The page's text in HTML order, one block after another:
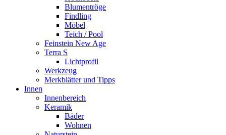
Blumentröge
Findling
Möbel
Teich / Pool
Feinstein New Age
Terra S
Lichtprofil
Werkzeug
Merkblätter und Tipps
Innen
Innenbereich
Keramik
Bäder
Wohnen